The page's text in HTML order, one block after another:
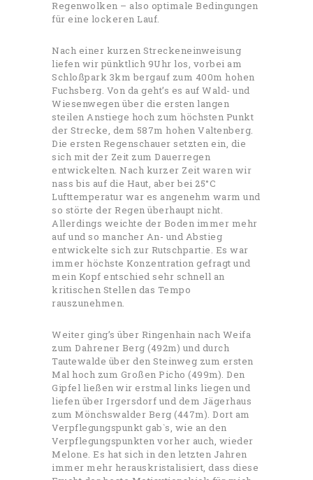
Regenwolken – also optimale Bedingungen
für eine lockeren Lauf.
Nach einer kurzen Streckeneinweisung
liefen wir pünktlich 9Uhr los, vorbei am
Schloßpark 3km bergauf zum 400m hohen
Fuchsberg. Von da geht’s es auf Wald- und
Wiesenwegen über die ersten langen
steilen Anstiege hoch zum höchsten Punkt
der Strecke, dem 587m hohen Valtenberg.
Die ersten Regenschauer setzten ein, die
sich mit der Zeit zum Dauerregen
entwickelten. Nach kurzer Zeit waren wir
nass bis auf die Haut, aber bei 25°C
Lufttemperatur war es angenehm warm und
so störte der Regen überhaupt nicht.
Allerdings weichte der Boden immer mehr
auf und so mancher An- und Abstieg
entwickelte sich zur Rutschpartie. Es war
immer höchste Konzentration gefragt und
mein Kopf entschied sehr schnell an
kritischen Stellen das Tempo
rauszunehmen.
Weiter ging’s über Ringenhain nach Weifa
zum Dahrener Berg (492m) und durch
Tautewalde über den Steinweg zum ersten
Mal hoch zum Großen Picho (499m). Den
Gipfel ließen wir erstmal links liegen und
liefen über Irgersdorf und dem Jägerhaus
zum Mönchswalder Berg (447m). Dort am
Verpflegungspunkt gab`s, wie an den
Verpflegungspunkten vorher auch, wieder
Melone. Es hat sich in den letzten Jahren
immer mehr herauskristalisiert, dass diese